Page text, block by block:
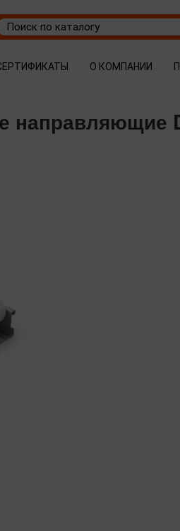
О КОМПАНИИ
направляющие